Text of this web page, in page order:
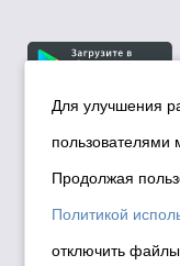
© Департамент
города
Политика
Политика по
Для улучшения
пользователями
Продолжая
Политикой
отключить